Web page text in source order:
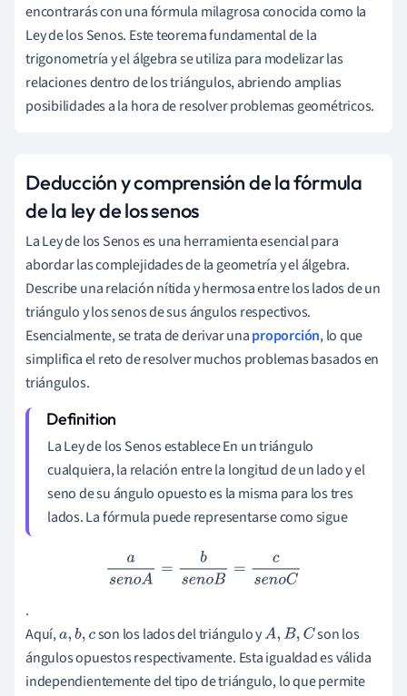
encontrarás con una fórmula milagrosa conocida como la
Ley de los Senos. Este teorema fundamental de la
trigonometría y el álgebra se utiliza para modelizar las
relaciones dentro de los triángulos, abriendo amplias
posibilidades a la hora de resolver problemas geométricos.
Deducción y comprensión de la fórmula
de la ley de los senos
La Ley de los Senos es una herramienta esencial para
abordar las complejidades de la geometría y el álgebra.
Describe una relación nítida y hermosa entre los lados de un
triángulo y los senos de sus ángulos respectivos.
Esencialmente, se trata de derivar unaproporción, lo que
simplifica el reto de resolver muchos problemas basados en
triángulos.
La Ley de los Senos establece En un triángulo
cualquiera, la relación entre la longitud de un lado y el
seno de su ángulo opuesto es la misma para los tres
lados. La fórmula puede representarse como sigue
asen oA =bsenoB= cs enoC
.
Aquí,a,b,c son los lados del triángulo yA,B,C
son los
ángulos opuestos respectivamente. Esta igualdad es válida
independientemente del tipo de triángulo, lo que permite